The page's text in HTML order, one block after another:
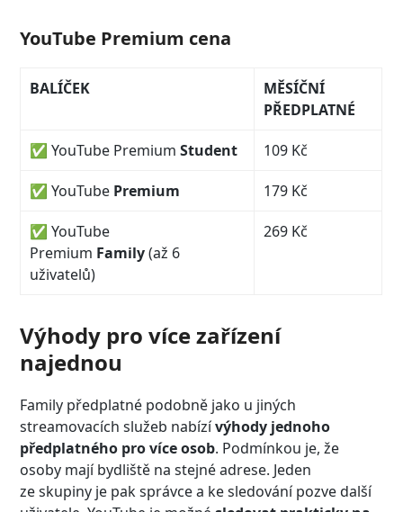
YouTube Premium cena
BALÍČEK
MĚSÍČNÍ
PŘEDPLATNÉ
✅ YouTube PremiumStudent 109 Kč
✅ YouTube Premium 179 Kč
✅ YouTube
Premium Family(až 6
uživatelů)
269 Kč
Výhody pro více zařízení
najednou
Family předplatné podobně jako u jiných
streamovacích služeb nabízívýhody jednoho
předplatného pro více osob. Podmínkou je, že
osoby mají bydliště na stejné adrese. Jeden
ze skupiny je pak správce a ke sledování pozve další